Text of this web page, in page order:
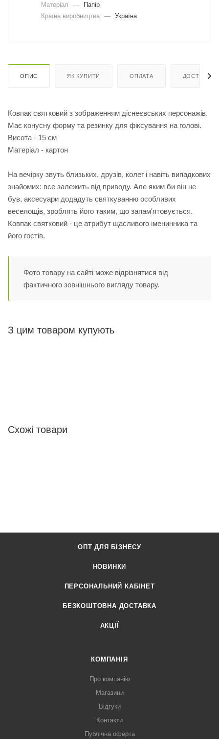
Матеріал
—
Папір
Країна виробництва — Україна
ОПИС ЯК КУПИТИ ОПЛАТА ДОСТАВКА
Ковпак святковий з зображенням діснеєвських персонажів.
Має конусну форму та резинку для фіксування на голові.
Висота - 15 см
Матеріал - картон
На вечірку звуть близьких, друзів, колег і навіть випадкових
знайомих: все залежить від приводу. Але яким би він не
був, аксесуари додадуть святкуванню особливих
веселощів, зроблять його таким, що запам'ятовується.
Ковпак святковий - це атрибут щасливого іменинника та
його гостів.
Фото товару на сайті може відрізнятися від
фактичного зовнішнього вигляду товару.
З цим товаром купують
Схожі товари
ОПТ ДЛЯ БІЗНЕСУ
НОВИНКИ
ПЕРСОНАЛЬНИЙ КАБІНЕТ
БЕЗКОШТОВНА ДОСТАВКА
АКЦІЇ
КОМПАНІЯ
Про компанію
Магазини
Відгуки
Контакти
Публічна оферта